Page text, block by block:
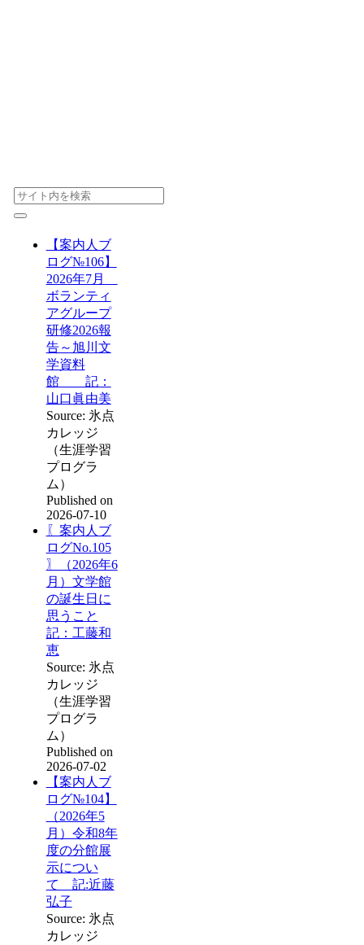
【案内人ブ
ログ№106】
2026年7月
ボランティ
アグループ
研修2026報
告～旭川文
学資料
館 記：
山口眞由美
Source: 氷点
カレッジ
（生涯学習
プログラ
ム）
Published on
2026-07-10
〖案内人ブ
ログNo.105
〗（2026年6
月）文学館
の誕生日に
思うこと
記：工藤和
恵
Source: 氷点
カレッジ
（生涯学習
プログラ
ム）
Published on
2026-07-02
【案内人ブ
ログ№104】
（2026年5
月）令和8年
度の分館展
示につい
て 記:近藤
弘子
Source: 氷点
カレッジ